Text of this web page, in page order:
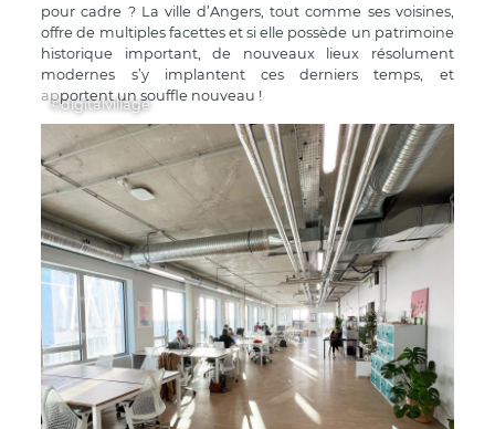
pour cadre ? La ville d’Angers, tout comme ses voisines,
offre de multiples facettes et si elle possède un patrimoine
historique important, de nouveaux lieux résolument
modernes s’y implantent ces derniers temps, et
apportent un souffle nouveau !
©digitalvillage